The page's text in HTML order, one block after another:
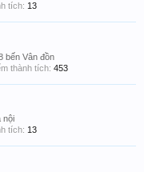
tích: 13
bến Vân đồn
thành tích: 453
nội
tích: 13